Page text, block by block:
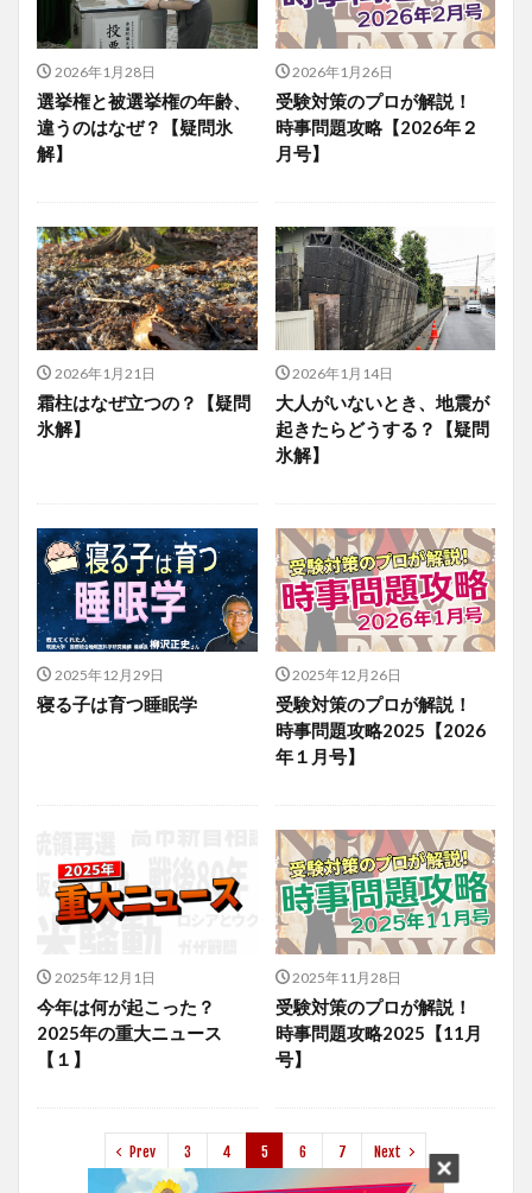
2026年1月28日
選挙権と被選挙権の年齢、
違うのはなぜ？【疑問氷
解】
2026年1月26日
受験対策のプロが解説！
時事問題攻略【2026年２
月号】
2026年1月21日
霜柱はなぜ立つの？【疑問
氷解】
2026年1月14日
大人がいないとき、地震が
起きたらどうする？【疑問
氷解】
2025年12月29日
寝る子は育つ睡眠学
2025年12月26日
受験対策のプロが解説！
時事問題攻略2025【2026
年１月号】
2025年12月1日
今年は何が起こった？
2025年の重大ニュース
【１】
2025年11月28日
受験対策のプロが解説！
時事問題攻略2025【11月
号】
Prev 3 4 5 6 7 Next